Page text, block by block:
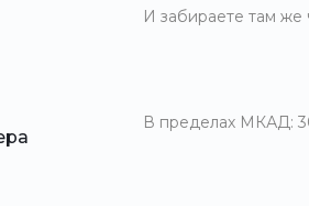
И забираете там же
В пределах МКАД: